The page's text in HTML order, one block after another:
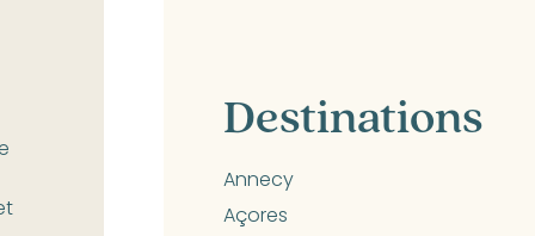
Destinations
Annecy
Açores